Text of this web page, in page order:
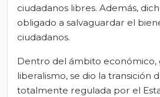
ciudadanos libres. Además,
obligado a salvaguardar el
ciudadanos.
Dentro del ámbito económico,
liberalismo, se dio la transición
totalmente regulada por el